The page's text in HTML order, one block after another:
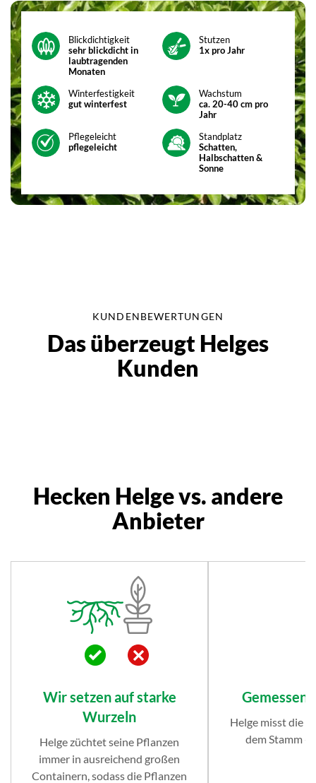
Blickdichtigkeit
sehr blickdicht in
laubtragenden
Monaten
Stutzen
1x pro Jahr
Winterfestigkeit
gut winterfest
Wachstum
ca. 20-40 cm pro
Jahr
Pflegeleicht
pflegeleicht
Standplatz
Schatten,
Halbschatten &
Sonne
KUNDENBEWERTUNGEN
Das überzeugt Helges
Kunden
Hecken Helge vs. andere
Anbieter
Wir setzen auf starke
Wurzeln
Helge züchtet seine Pflanzen
immer in ausreichend großen
Containern, sodass die Pflanzen
Gemessen
Helge misst die
dem Stamm -